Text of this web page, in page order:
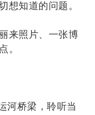
想知道的问题。
来照片、一张博
。
河桥梁，聆听当